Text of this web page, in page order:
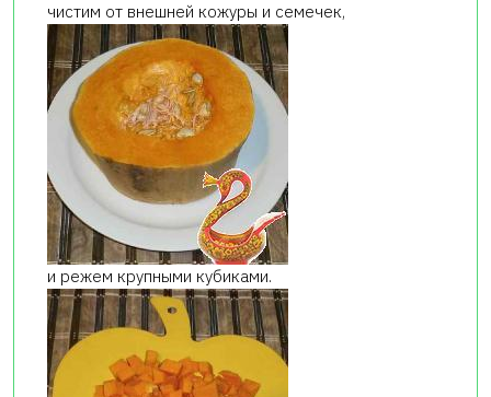
чистим от внешней кожуры и семечек,
и режем крупными кубиками.